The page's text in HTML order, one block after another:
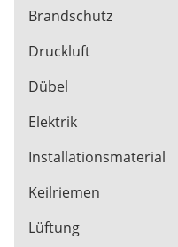
Brandschutz
Druckluft
Dübel
Elektrik
Installationsmaterial
Keilriemen
Lüftung